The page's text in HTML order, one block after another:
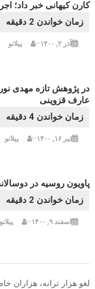
کارن کیهانی خبر داد؛
آذر ۲, ۱۴۰۰ پیلانو
در پژوهش تازه مهدی
عارف قزوینی
تیر ۱۶, ۱۴۰۰ پیلانو
پاویون روسیه در
اسفند ۹, ۱۴۰۰ پیلانو
لغو هزار ترانه، هزاران